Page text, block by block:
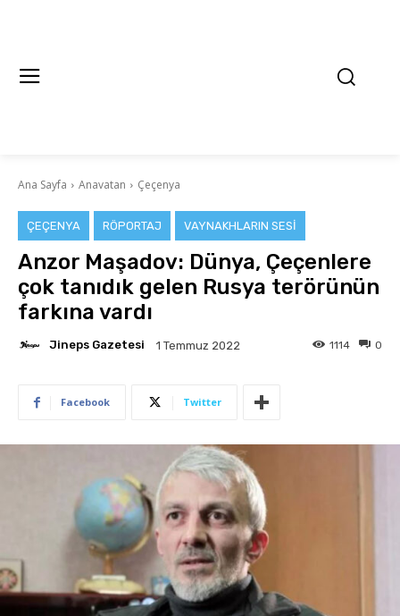
Ana Sayfa Anavatan Çeçenya
ÇEÇENYA RÖPORTAJ VAYNAKHLARIN SESI
Anzor Maşadov: Dünya, Çeçenlere
çok tanıdık gelen Rusya terörünün
farkına vardı
Jineps Gazetesi 1 Temmuz 2022 0
1114
Facebook Twitter